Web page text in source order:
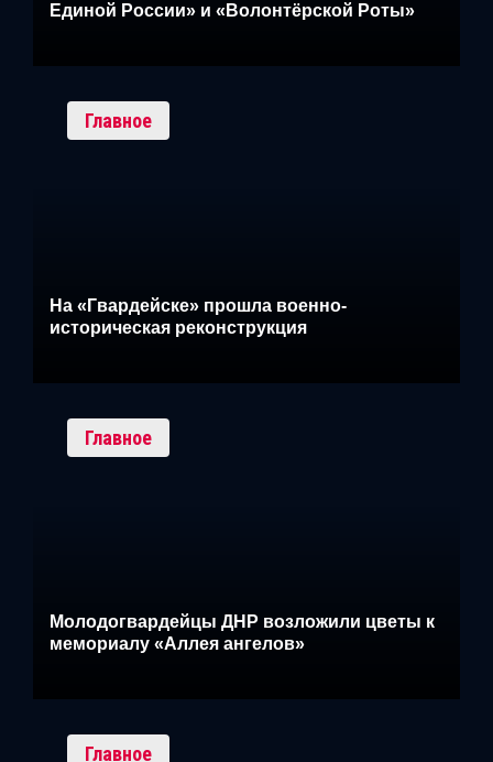
Единой России» и «Волонтёрской Роты»
Главное
На «Гвардейске» прошла военно-
историческая реконструкция
Главное
Молодогвардейцы ДНР возложили цветы к
мемориалу «Аллея ангелов»
Главное